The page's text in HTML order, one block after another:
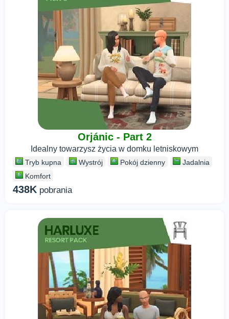
Orjánic - Part 2
Idealny towarzysz życia w domku letniskowym
Tryb kupna Wystrój Pokój dzienny
Jadalnia
Komfort
438K pobrania